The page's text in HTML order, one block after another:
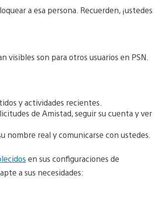
a esa persona. Recuerden, ¡ustedes
son para otros usuarios en PSN.
y actividades recientes.
de Amistad, seguir su cuenta y ver
nombre real y comunicarse con ustedes.
en sus configuraciones de
a sus necesidades: